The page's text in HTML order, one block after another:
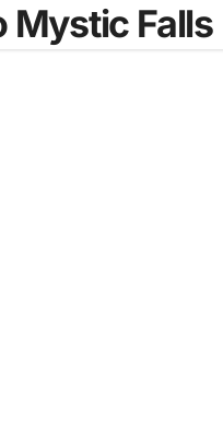
Mystic Falls